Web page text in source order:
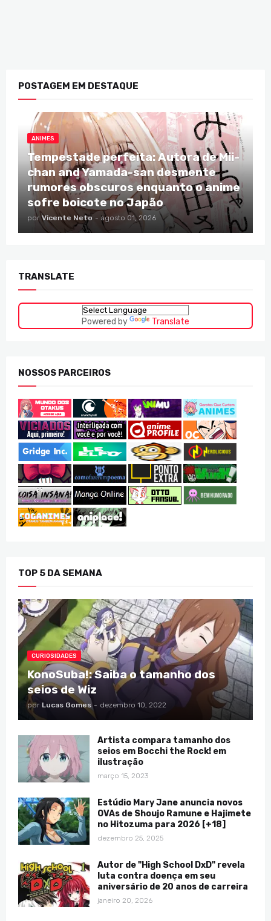
POSTAGEM EM DESTAQUE
ANIMES
Tempestade perfeita: Autora de Mii-
chan and Yamada-san desmente
rumores obscuros enquanto o anime
sofre boicote no Japão
por Vicente Neto - agosto 01, 2026
TRANSLATE
Powered by Translate
NOSSOS PARCEIROS
TOP 5 DA SEMANA
CURIOSIDADES
KonoSuba!: Saiba o tamanho dos
seios de Wiz
por Lucas Gomes - dezembro 10, 2022
Artista compara tamanho dos
seios em Bocchi the Rock! em
ilustração
março 15, 2023
Estúdio Mary Jane anuncia novos
OVAs de Shoujo Ramune e Hajimete
no Hitozuma para 2026 [+18]
dezembro 25, 2025
Autor de "High School DxD" revela
luta contra doença em seu
aniversário de 20 anos de carreira
janeiro 20, 2026